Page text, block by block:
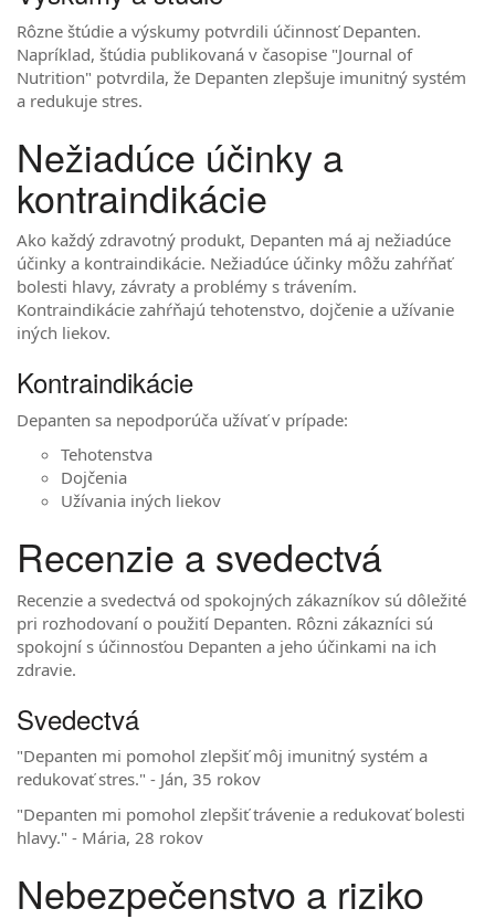
Rôzne štúdie a výskumy potvrdili účinnosť Depanten.
Napríklad, štúdia publikovaná v časopise "Journal of
Nutrition" potvrdila, že Depanten zlepšuje imunitný systém
a redukuje stres.
Nežiadúce účinky a
kontraindikácie
Ako každý zdravotný produkt, Depanten má aj nežiadúce
účinky a kontraindikácie. Nežiadúce účinky môžu zahŕňať
bolesti hlavy, závraty a problémy s trávením.
Kontraindikácie zahŕňajú tehotenstvo, dojčenie a užívanie
iných liekov.
Kontraindikácie
Depanten sa nepodporúča užívať v prípade:
Tehotenstva
Dojčenia
Užívania iných liekov
Recenzie a svedectvá
Recenzie a svedectvá od spokojných zákazníkov sú dôležité
pri rozhodovaní o použití Depanten. Rôzni zákazníci sú
spokojní s účinnosťou Depanten a jeho účinkami na ich
zdravie.
Svedectvá
"Depanten mi pomohol zlepšiť môj imunitný systém a
redukovať stres." - Ján, 35 rokov
"Depanten mi pomohol zlepšiť trávenie a redukovať bolesti
hlavy." - Mária, 28 rokov
Nebezpečenstvo a riziko